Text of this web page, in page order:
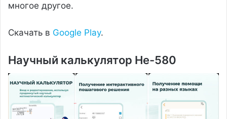
многое другое.
Скачать в Google Play.
Научный калькулятор He-580